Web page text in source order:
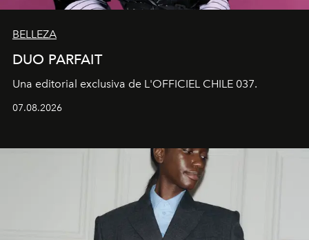
BELLEZA
DUO PARFAIT
Una editorial exclusiva de L'OFFICIEL CHILE 037.
07.08.2026